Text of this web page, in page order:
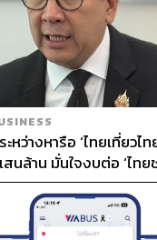
ะหว่างหารือ ‘ไทยเที่ยว
นล้าน มั่นใจงบต่อ ‘ไทย